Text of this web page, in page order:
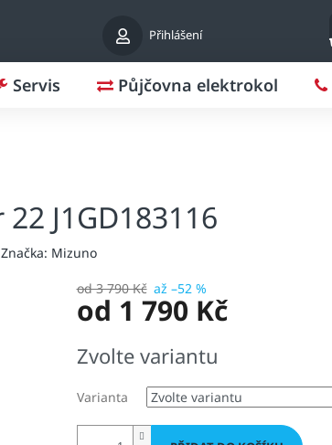
Přihlášení
Servis Půjčovna elektrokol
J1GD183116
Značka: Mizuno
od 3 790 Kč až –52 %
od 1 790 Kč
cena:
Zvolte variantu
Varianta